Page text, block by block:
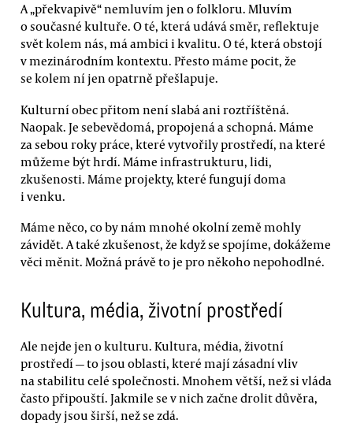
A „překvapivě“ nemluvím jen o folkloru. Mluvím
o současné kultuře. O té, která udává směr, reflektuje
svět kolem nás, má ambici i kvalitu. O té, která obstojí
v mezinárodním kontextu. Přesto máme pocit, že
se kolem ní jen opatrně přešlapuje.
Kulturní obec přitom není slabá ani roztříštěná.
Naopak. Je sebevědomá, propojená a schopná. Máme
za sebou roky práce, které vytvořily prostředí, na které
můžeme být hrdí. Máme infrastrukturu, lidi,
zkušenosti. Máme projekty, které fungují doma
i venku.
Máme něco, co by nám mnohé okolní země mohly
závidět. A také zkušenost, že když se spojíme, dokážeme
věci měnit. Možná právě to je pro někoho nepohodlné.
Kultura, média, životní prostředí
Ale nejde jen o kulturu. Kultura, média, životní
prostředí — to jsou oblasti, které mají zásadní vliv
na stabilitu celé společnosti. Mnohem větší, než si vláda
často připouští. Jakmile se v nich začne drolit důvěra,
dopady jsou širší, než se zdá.